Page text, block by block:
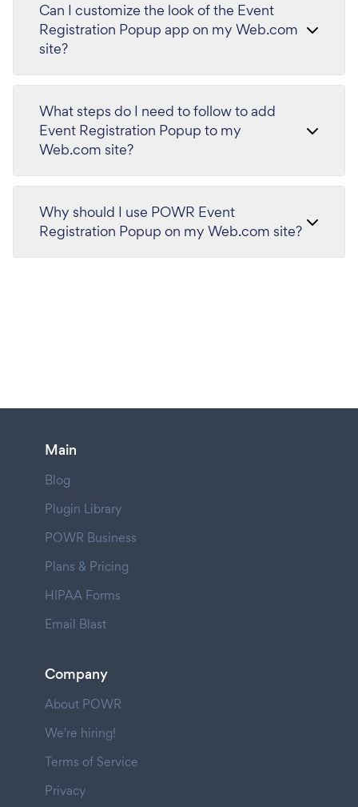
Can I customize the look of the Event
Registration Popup app on my Web.com
site?
What steps do I need to follow to add
Event Registration Popup to my
Web.com site?
Why should I use POWR Event
Registration Popup on my Web.com site?
Main
Blog
Plugin Library
POWR Business
Plans & Pricing
HIPAA Forms
Email Blast
Company
About POWR
We're hiring!
Terms of Service
Privacy